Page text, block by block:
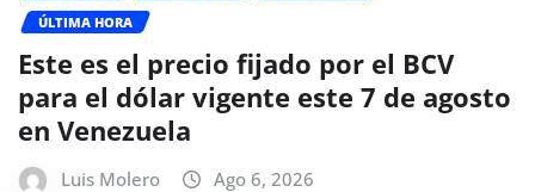
ÚLTIMA HORA
Este es el precio fijado por el BCV
para el dólar vigente este 7 de agosto
en Venezuela
Luis Molero Ago 6, 2026